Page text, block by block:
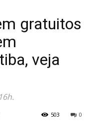
gratuitos
veja
0
503